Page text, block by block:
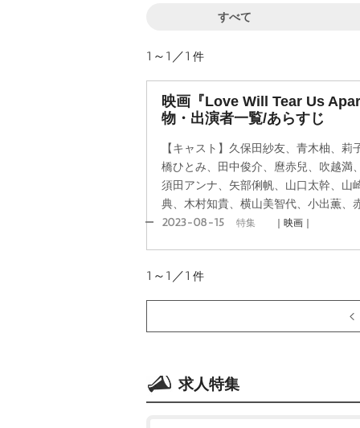
すべて
1～1／1 件
映画『Love Will Tear Us
物・出演者一覧/あらすじ
【キャスト】久保田紗友、青木柚、
橋ひとみ、田中俊介、麿赤兒、吹越満
須田アンナ、矢部俐帆、山口太幹、山
典、木村知貴、横山美智代、小出薫、
2023-08-15 特集 ｜映画｜
1～1／1 件
求人特集